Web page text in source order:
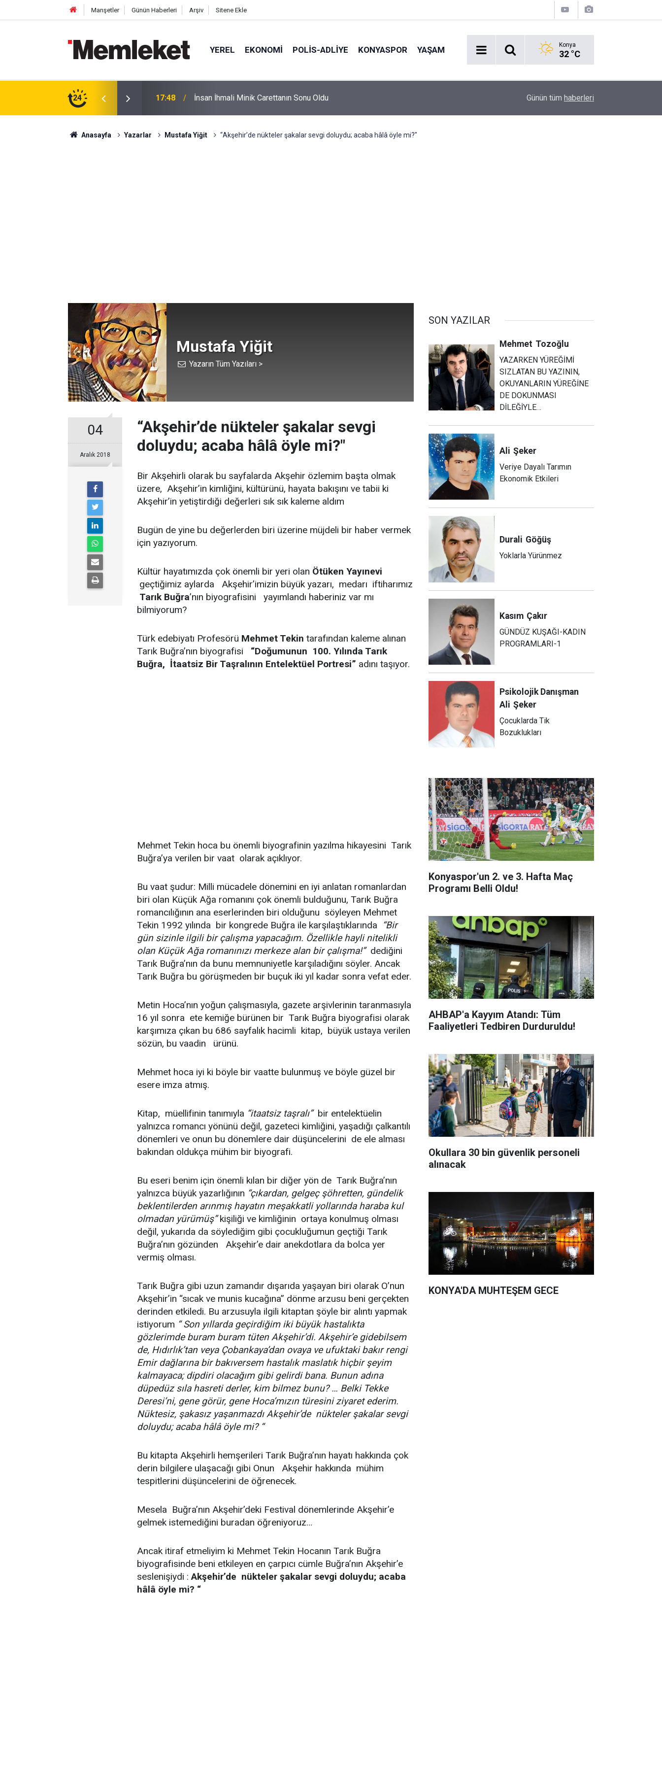
Manşetler Günün Haberleri Arşiv Sitene Ekle
YEREL EKONOMI POLİS-ADLİYE KONYASPOR YAŞAM Konya
32 °C
24 17:47
Acil Durumlarda Yeni Dönem: Hayat 112 Uygulaması İçin Yeni Kamu Spotu
Yayında!
Niğde’de kadınların çörek otu hasadı başladı
Günün tüm haberleri
Anasayfa Yazarlar Mustafa Yiğit “Akşehir’de nükteler şakalar sevgi doluydu; acaba hâlâ öyle mi?"
Mustafa Yiğit
Yazarın Tüm Yazıları >
04
Aralık 2018
“Akşehir’de nükteler şakalar sevgi
doluydu; acaba hâlâ öyle mi?"
Bir Akşehirli olarak bu sayfalarda Akşehir özlemim başta olmak
üzere, Akşehir’in kimliğini, kültürünü, hayata bakışını ve tabii ki
Akşehir’in yetiştirdiği değerleri sık sık kaleme aldım
Bugün de yine bu değerlerden biri üzerine müjdeli bir haber vermek
için yazıyorum.
Kültür hayatımızda çok önemli bir yeri olan Ötüken Yayınevi
geçtiğimiz aylarda Akşehir’imizin büyük yazarı, medarı iftiharımız
Tarık Buğra’nın biyografisini yayımlandı haberiniz var mı
bilmiyorum?
Türk edebiyatı Profesörü Mehmet Tekin tarafından kaleme alınan
Tarık Buğra’nın biyografisi “Doğumunun 100. Yılında Tarık
Buğra, İtaatsiz Bir Taşralının Entelektüel Portresi” adını taşıyor.
Mehmet Tekin hoca bu önemli biyografinin yazılma hikayesini Tarık
Buğra’ya verilen bir vaat olarak açıklıyor.
Bu vaat şudur: Milli mücadele dönemini en iyi anlatan romanlardan
biri olan Küçük Ağa romanını çok önemli bulduğunu, Tarık Buğra
romancılığının ana eserlerinden biri olduğunu söyleyen Mehmet
Tekin 1992 yılında bir kongrede Buğra ile karşılaştıklarında
“Bir
gün sizinle ilgili bir çalışma yapacağım. Özellikle hayli nitelikli
olan Küçük Ağa romanınızı merkeze alan bir çalışma!”dediğini
Tarık Buğra’nın da bunu memnuniyetle karşıladığını söyler. Ancak
Tarık Buğra bu görüşmeden bir buçuk iki yıl kadar sonra vefat eder.
Metin Hoca’nın yoğun çalışmasıyla, gazete arşivlerinin taranmasıyla
16 yıl sonra ete kemiğe bürünen bir Tarık Buğra biyografisi olarak
karşımıza çıkan bu 686 sayfalık hacimli kitap, büyük ustaya verilen
sözün, bu vaadin ürünü.
Mehmet hoca iyi ki böyle bir vaatte bulunmuş ve böyle güzel bir
esere imza atmış.
Kitap, müellifinin tanımıyla “itaatsiz taşralı”bir entelektüelin
yalnızca romancı yönünü değil, gazeteci kimliğini, yaşadığı çalkantılı
dönemleri ve onun bu dönemlere dair düşüncelerini de ele alması
bakından oldukça mühim bir biyografi.
Bu eseri benim için önemli kılan bir diğer yön de Tarık Buğra’nın
yalnızca büyük yazarlığının “çıkardan, gelgeç şöhretten, gündelik
beklentilerden arınmış hayatın meşakkatli yollarında haraba kul
olmadan yürümüş”kişiliği ve kimliğinin ortaya konulmuş olması
değil, yukarıda da söylediğim gibi çocukluğumun geçtiği Tarık
Buğra’nın gözünden Akşehir’e dair anekdotlara da bolca yer
vermiş olması.
Tarık Buğra gibi uzun zamandır dışarıda yaşayan biri olarak O’nun
Akşehir’in “sıcak ve munis kucağına” dönme arzusu beni gerçekten
derinden etkiledi. Bu arzusuyla ilgili kitaptan şöyle bir alıntı yapmak
istiyorum “ Son yıllarda geçirdiğim iki büyük hastalıkta
gözlerimde buram buram tüten Akşehir’di. Akşehir’e gidebilsem
de, Hıdırlık’tan veya Çobankaya’dan ovaya ve ufuktaki bakır rengi
Emir dağlarına bir bakıversem hastalık maslatık hiçbir şeyim
kalmayaca; dipdiri olacağım gibi gelirdi bana. Bunun adına
düpedüz sıla hasreti derler, kim bilmez bunu? … Belki Tekke
Deresi’ni, gene görür, gene Hoca’mızın türesini ziyaret ederim.
Nüktesiz, şakasız yaşanmazdı Akşehir’de nükteler şakalar sevgi
doluydu; acaba hâlâ öyle mi? “
Bu kitapta Akşehirli hemşerileri Tarık Buğra’nın hayatı hakkında çok
derin bilgilere ulaşacağı gibi Onun Akşehir hakkında mühim
tespitlerini düşüncelerini de öğrenecek.
Mesela Buğra’nın Akşehir’deki Festival dönemlerinde Akşehir’e
gelmek istemediğini buradan öğreniyoruz…
Ancak itiraf etmeliyim ki Mehmet Tekin Hocanın Tarık Buğra
biyografisinde beni etkileyen en çarpıcı cümle Buğra’nın Akşehir’e
seslenişiydi :Akşehir’de nükteler şakalar sevgi doluydu; acaba
hâlâ öyle mi? “
SON YAZILAR
Mehmet Tozoğlu
YAZARKEN YÜREĞİMİ
SIZLATAN BU YAZININ,
OKUYANLARIN YÜREĞİNE
DE DOKUNMASI
DİLEĞİYLE…
Ali Şeker
Veriye Dayalı Tarımın
Ekonomik Etkileri
Durali Göğüş
Yoklarla Yürünmez
Kasım Çakır
GÜNDÜZ KUŞAĞI-KADIN
PROGRAMLARI-1
Psikolojik Danışman
Ali Şeker
Çocuklarda Tik
Bozuklukları
Konyaspor'un 2. ve 3. Hafta Maç
Programı Belli Oldu!
AHBAP'a Kayyım Atandı: Tüm
Faaliyetleri Tedbiren Durduruldu!
Okullara 30 bin güvenlik personeli
alınacak
KONYA'DA MUHTEŞEM GECE